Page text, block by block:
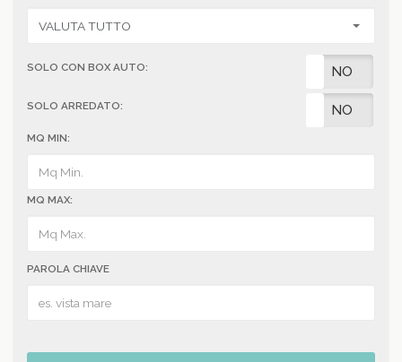
SOLO CON BOX AUTO: NO
SOLO ARREDATO: NO
MQ MIN:
MQ MAX:
PAROLA CHIAVE